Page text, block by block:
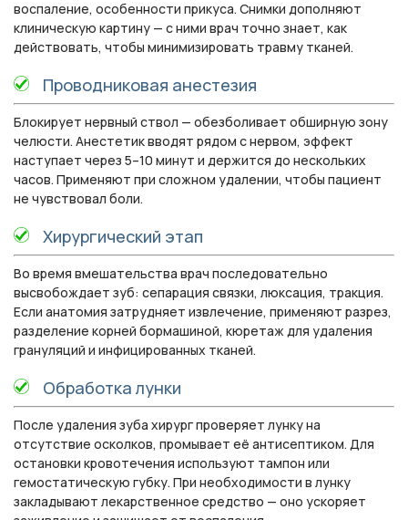
воспаление, особенности прикуса. Снимки дополняют
клиническую картину — с ними врач точно знает, как
действовать, чтобы минимизировать травму тканей.
Проводниковая анестезия
Блокирует нервный ствол — обезболивает обширную зону
челюсти. Анестетик вводят рядом с нервом, эффект
наступает через 5–10 минут и держится до нескольких
часов. Применяют при сложном удалении, чтобы пациент
не чувствовал боли.
Хирургический этап
Во время вмешательства врач последовательно
высвобождает зуб: сепарация связки, люксация, тракция.
Если анатомия затрудняет извлечение, применяют разрез,
разделение корней бормашиной, кюретаж для удаления
грануляций и инфицированных тканей.
Обработка лунки
После удаления зуба хирург проверяет лунку на
отсутствие осколков, промывает её антисептиком. Для
остановки кровотечения используют тампон или
гемостатическую губку. При необходимости в лунку
закладывают лекарственное средство — оно ускоряет